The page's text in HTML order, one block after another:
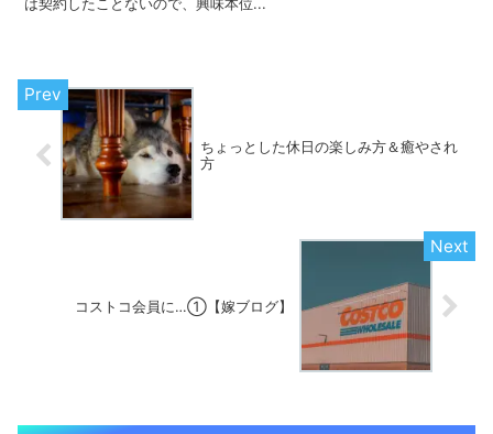
ちょっとした休日の楽しみ方＆癒やされ
方
コストコ会員に…①【嫁ブログ】